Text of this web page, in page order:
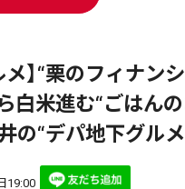
メ】“栗のフィナン
白米進む“ごはん
井の“デパ地下グル
19:00